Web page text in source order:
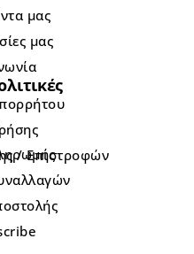
μας
μας
/ Επιστροφών